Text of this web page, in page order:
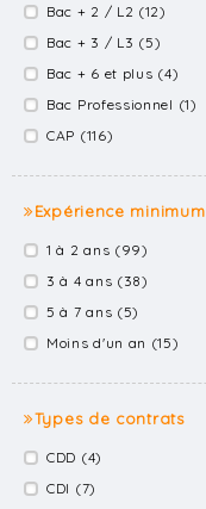
Bac + 2 / L2 (12)
Bac + 3 / L3 (5)
Bac + 6 et plus (4)
Bac Professionnel (1)
CAP (116)
Expérience minimum
1 à 2 ans (99)
3 à 4 ans (38)
5 à 7 ans (5)
Moins d'un an (15)
Types de contrats
CDD (4)
CDI (7)